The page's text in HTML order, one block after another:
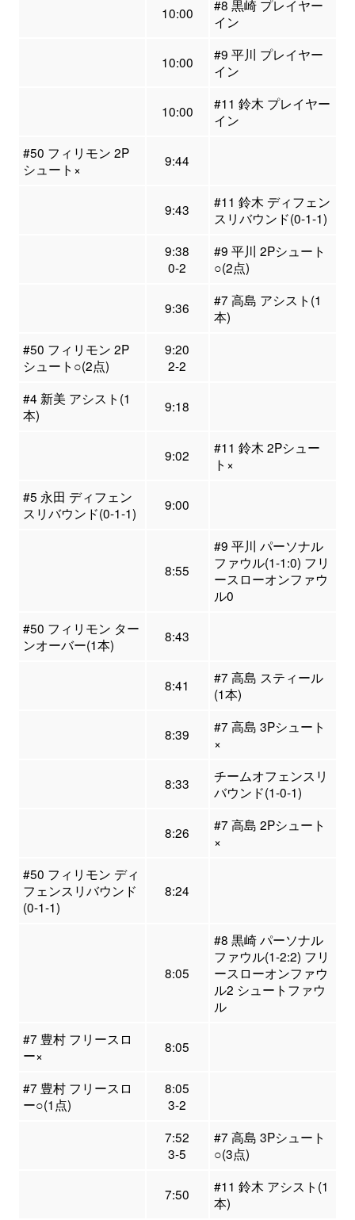
10:00
#8 黒崎 プレイヤー
イン
10:00
#9 平川 プレイヤー
イン
10:00
#11 鈴木 プレイヤー
イン
#50 フィリモン 2P
シュート×
9:44
9:43
#11 鈴木 ディフェン
スリバウンド(0-1-1)
9:38
0-2
#9 平川 2Pシュート
○(2点)
9:36
#7 高島 アシスト(1
本)
#50 フィリモン 2P
シュート○(2点)
9:20
2-2
#4 新美 アシスト(1
本)
9:18
9:02
#11 鈴木 2Pシュー
ト×
#5 永田 ディフェン
スリバウンド(0-1-1)
9:00
8:55
#9 平川 パーソナル
ファウル(1-1:0) フリ
ースローオンファウ
ル0
#50 フィリモン ター
ンオーバー(1本)
8:43
8:41
#7 高島 スティール
(1本)
8:39
#7 高島 3Pシュート
×
8:33
チームオフェンスリ
バウンド(1-0-1)
8:26
#7 高島 2Pシュート
×
#50 フィリモン ディ
フェンスリバウンド
(0-1-1)
8:24
8:05
#8 黒崎 パーソナル
ファウル(1-2:2) フリ
ースローオンファウ
ル2 シュートファウ
ル
#7 豊村 フリースロ
ー×
8:05
#7 豊村 フリースロ
ー○(1点)
8:05
3-2
7:52
3-5
#7 高島 3Pシュート
○(3点)
7:50
#11 鈴木 アシスト(1
本)